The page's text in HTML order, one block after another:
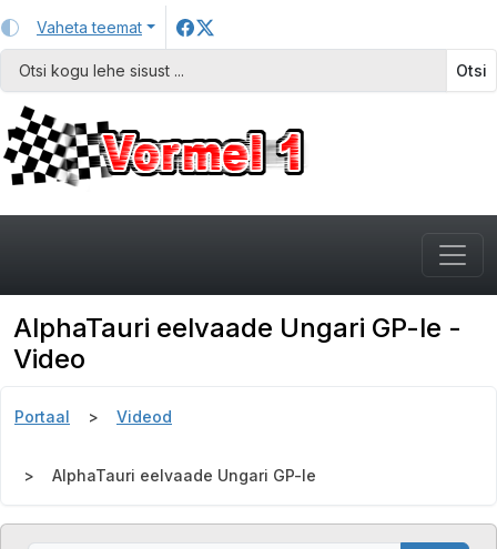
Vaheta teemat
Otsi
AlphaTauri eelvaade Ungari GP-le -
Video
Portaal Videod
AlphaTauri eelvaade Ungari GP-le